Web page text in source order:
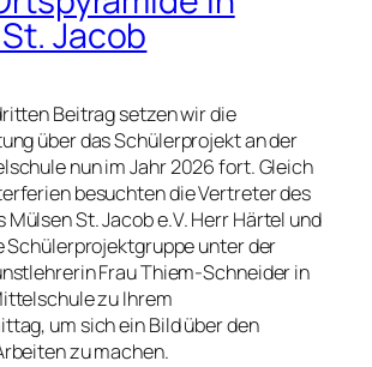
Jacob
Beitrag setzen wir die
über das Schülerprojekt an der
nun im Jahr 2026 fort. Gleich
besuchten die Vertreter des
St. Jacob e.V. Herr Härtel und
Schülerprojektgruppe unter der
Frau Thiem-Schneider in
zu Ihrem
um sich ein Bild über den
zu machen.